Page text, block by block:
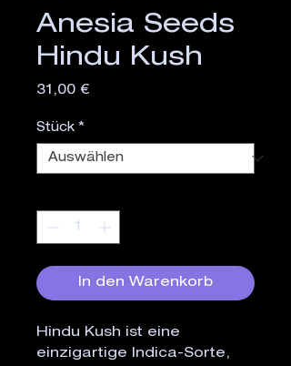
Anesia Seeds
Hindu Kush
31,00 €Preis
Stück *
In den Warenkorb
Hindu Kush ist eine
einzigartige Indica-Sorte,